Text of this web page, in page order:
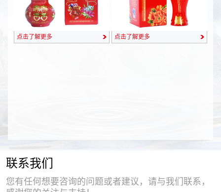
点击了解更多 点击了解更多
联系我们
您有任何想要咨询的问题或者建议，请与我们联系，